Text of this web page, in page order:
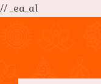
// _ea_al